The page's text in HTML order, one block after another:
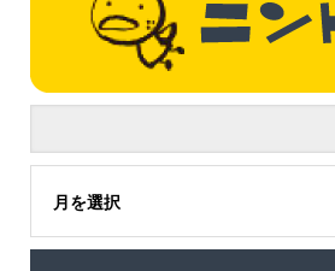
月を選択